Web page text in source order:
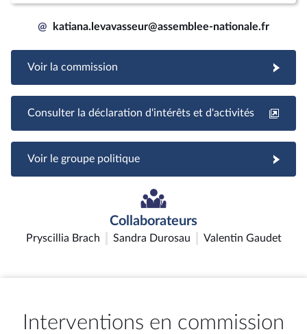
@ katiana.levavasseur@assemblee-nationale.fr
Voir la commission
Consulter la déclaration d'intérêts et d'activités
Voir le groupe politique
Collaborateurs
Pryscillia Brach Sandra Durosau Valentin Gaudet
Interventions en commission